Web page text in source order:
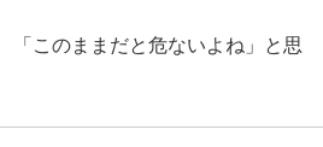
「このままだと危ないよね」と思